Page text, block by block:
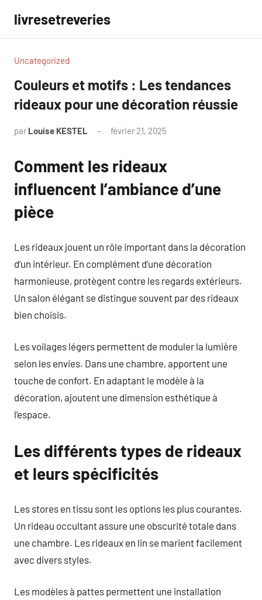
contenu
livresetreveries
Uncategorized
Couleurs et motifs : Les tendances
rideaux pour une décoration réussie
par Louise KESTEL février 21, 2025
Comment les rideaux
influencent l’ambiance d’une
pièce
Les rideaux jouent un rôle important dans la décoration
d’un intérieur. En complément d’une décoration
harmonieuse, protègent contre les regards extérieurs.
Un salon élégant se distingue souvent par des rideaux
bien choisis.
Les voilages légers permettent de moduler la lumière
selon les envies. Dans une chambre, apportent une
touche de confort. En adaptant le modèle à la
décoration, ajoutent une dimension esthétique à
l’espace.
Les différents types de rideaux
et leurs spécificités
Les stores en tissu sont les options les plus courantes.
Un rideau occultant assure une obscurité totale dans
une chambre. Les rideaux en lin se marient facilement
avec divers styles.
Les modèles à pattes permettent une installation